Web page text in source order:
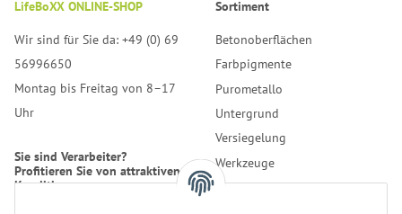
LifeBoXX ONLINE-SHOP
Wir sind für Sie da: +49 (0) 69
56996650
Montag bis Freitag von 8–17
Uhr
Sie sind Verarbeiter?
Profitieren Sie von attraktiven
Konditionen.
Sortiment
Betonoberflächen
Farbpigmente
Purometallo
Untergrund
Versiegelung
Werkzeuge
Reinigung